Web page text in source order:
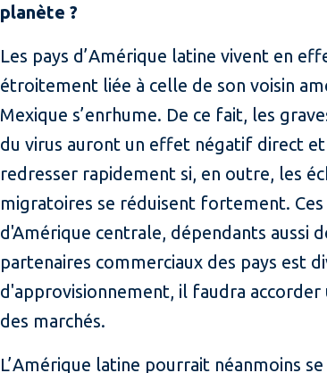
planète ?
Les pays d’Amérique latine vivent en
étroitement liée à celle de son voisin
Mexique s’enrhume. De ce fait, les
du virus auront un effet négatif direct et
redresser rapidement si, en outre, les
migratoires se réduisent fortement.
d'Amérique centrale, dépendants aussi
partenaires commerciaux des pays est
d'approvisionnement, il faudra
des marchés.
L’Amérique latine pourrait néanmoins